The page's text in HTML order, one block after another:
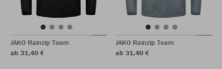
JAKO Rainzip Team
ab 31,40 €
JAKO Rainzip Team
ab 31,40 €